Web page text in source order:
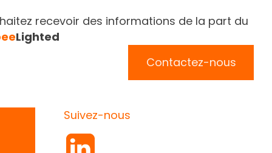
recevoir des informations de la part du
Lighted
Contactez-nous
Suivez-nous